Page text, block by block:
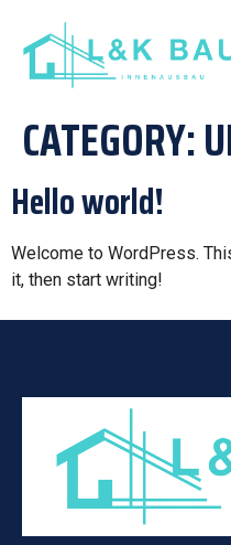
CATEGORY:
Hello world!
Welcome to WordPress.
it, then start writing!